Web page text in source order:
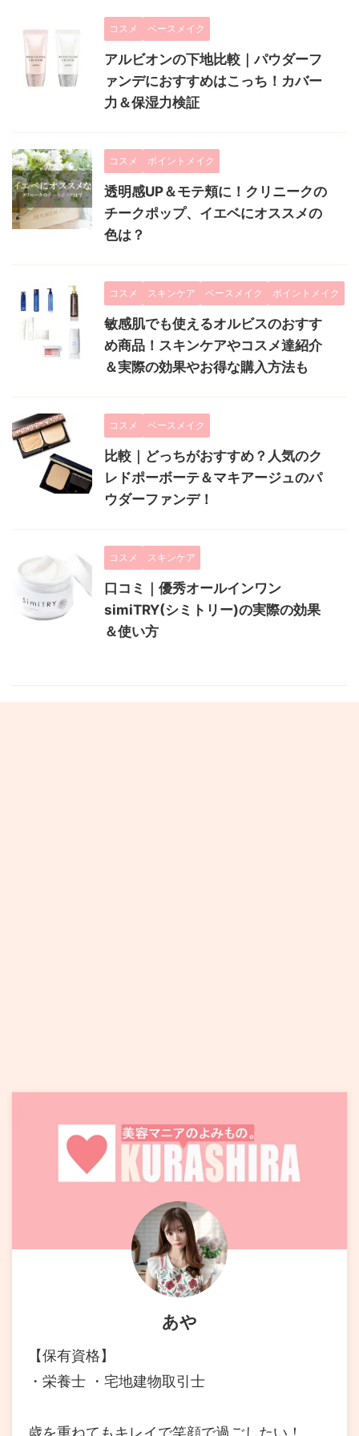
コスメ ベースメイク
アルビオンの下地比較｜パウダーフ
ァンデにおすすめはこっち！カバー
力＆保湿力検証
コスメ ポイントメイク
透明感UP＆モテ頬に！クリニークの
チークポップ、イエベにオススメの
色は？
コスメ スキンケア ベースメイク ポイントメイク
敏感肌でも使えるオルビスのおすす
め商品！スキンケアやコスメ達紹介
＆実際の効果やお得な購入方法も
コスメ ベースメイク
比較｜どっちがおすすめ？人気のク
レドポーボーテ＆マキアージュのパ
ウダーファンデ！
コスメ スキンケア
口コミ｜優秀オールインワン
simiTRY(シミトリー)の実際の効果
＆使い方
あや
【保有資格】
・栄養士 ・宅地建物取引士
歳を重ねてもキレイで笑顔で過ごしたい！